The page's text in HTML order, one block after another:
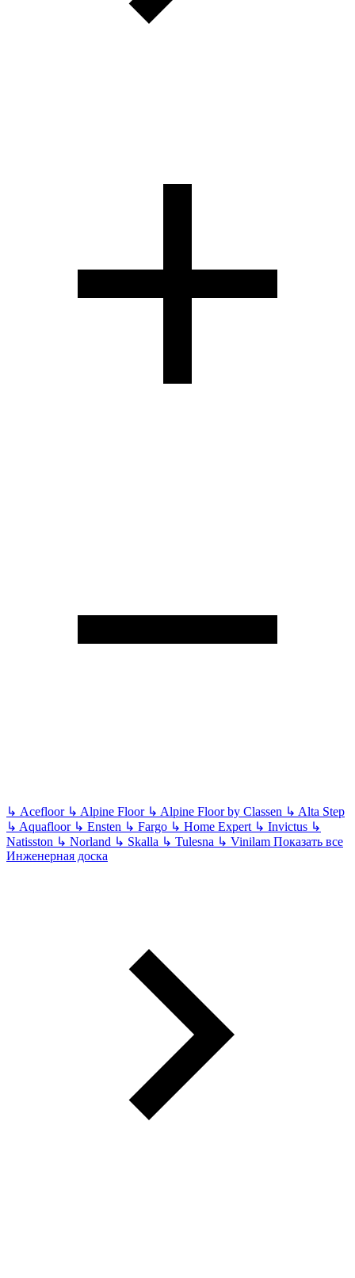
↳ Acefloor ↳ Alpine Floor ↳ Alpine Floor by Classen ↳ Alta Step
↳ Aquafloor ↳ Ensten ↳ Fargo ↳ Home Expert ↳ Invictus ↳
Natisston ↳ Norland ↳ Skalla ↳ Tulesna ↳ Vinilam Показать все
Инженерная доска